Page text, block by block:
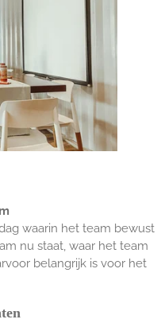
waarin het team bewust
nu staat, waar het team
belangrijk is voor het